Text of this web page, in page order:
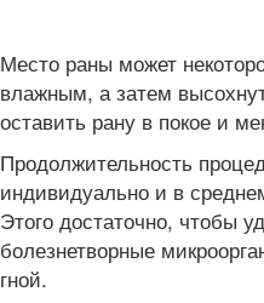
Место раны может
влажным, а затем
оставить рану в покое и
Продолжительность
индивидуально и в
Этого достаточно, чтобы
болезнетворные
гной.